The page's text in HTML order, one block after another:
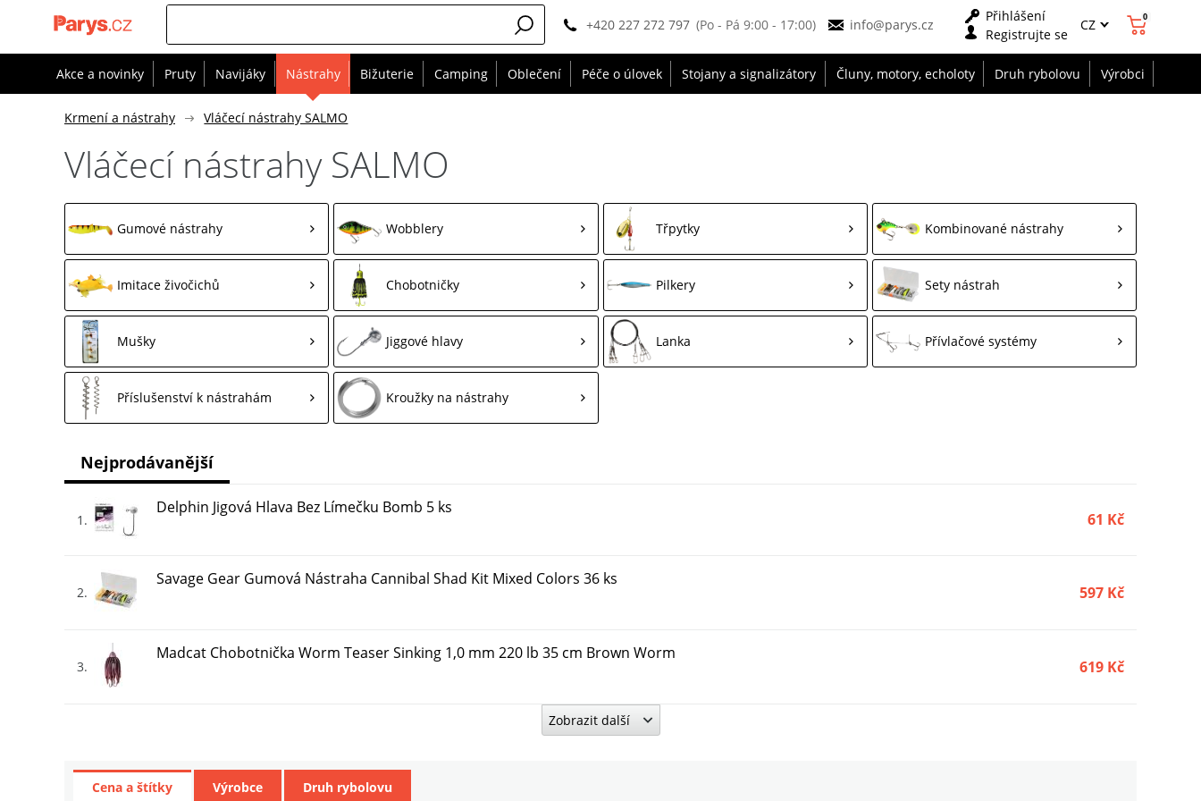
+420 227 272 797 (Po - Pá 9:00 - 17:00) info@parys.cz
Přihlášení
Registrujte se
CZ 0
Akce a novinky Pruty Navijáky Nástrahy Bižuterie Camping Oblečení Péče o úlovek Stojany a signalizátory Čluny, motory, echoloty Druh rybolovu Výrobci
Krmení a nástrahy Vláčecí nástrahy SALMO
Vláčecí nástrahy SALMO
Gumové nástrahy Wobblery Třpytky Kombinované nástrahy
Imitace živočichů Chobotničky Pilkery Sety nástrah
Mušky Jiggové hlavy Lanka Přívlačové systémy
Příslušenství k nástrahám Kroužky na nástrahy
1
Delphin Jigová Hlava Bez Límečku Bomb 5 ks
61 Kč
2
Savage Gear Gumová Nástraha Cannibal Shad Kit Mixed Colors 36 ks
597 Kč
3
Madcat Chobotnička Worm Teaser Sinking 1,0 mm 220 lb 35 cm Brown Worm
619 Kč
Delphin Fluorokarbónové lanko BOMB! s Obratlíkem A Karabinou 2 ks
Zobrazit další
Nejprodávanější
Cena a štítky Výrobce Druh rybolovu